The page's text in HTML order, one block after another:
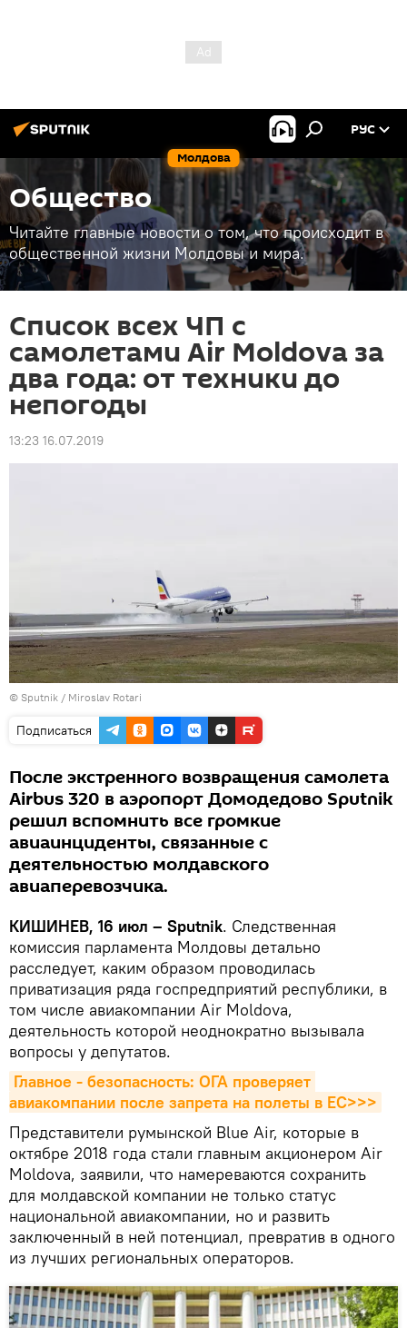
Молдова
РУС
Общество
Читайте главные новости о том, что происходит в
общественной жизни Молдовы и мира.
Список всех ЧП с
самолетами Air Moldova за
два года: от техники до
непогоды
13:23 16.07.2019
© Sputnik / Miroslav Rotari
Подписаться
После экстренного возвращения самолета
Аirbus 320 в аэропорт Домодедово Sputnik
решил вспомнить все громкие
авиаинциденты, связанные с
деятельностью молдавского
авиаперевозчика.
КИШИНЕВ, 16 июл – Sputnik. Следственная
комиссия парламента Молдовы детально
расследует, каким образом проводилась
приватизация ряда госпредприятий республики, в
том числе авиакомпании Air Moldova,
деятельность которой неоднократно вызывала
вопросы у депутатов.
Главное - безопасность: ОГА проверяет
авиакомпании после запрета на полеты в ЕС>>>
Представители румынской Blue Air, которые в
октябре 2018 года стали главным акционером Air
Moldova, заявили, что намереваются сохранить
для молдавской компании не только статус
национальной авиакомпании, но и развить
заключенный в ней потенциал, превратив в одного
из лучших региональных операторов.